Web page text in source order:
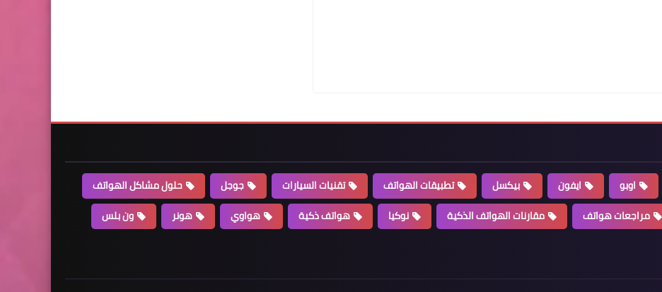
اوبو ايفون بيكسل تطبيقات الهواتف تقنيات السيارات جوجل
حلول مشاكل الهواتف
مراجعات هواتف مقارنات الهواتف الذكية نوكيا هواتف ذكية هواوي هونر
ون بلس